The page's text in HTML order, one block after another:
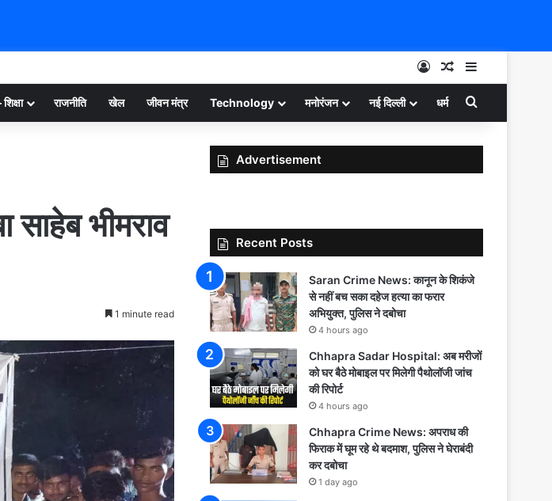
Log InRandom Article
Sidebar
राजनीति खेल जीवन मंत्र Technology मनोरंजन नई दिल्ली धर्म Search for
साहेब भीमराव
1 minute read
Advertisement
Recent Posts
Saran Crime News: कानून के शिकंजे
से नहीं बच सका दहेज हत्या का फरार
अभियुक्त, पुलिस ने दबोचा
4 hours ago
Chhapra Sadar Hospital: अब मरीजों
को घर बैठे मोबाइल पर मिलेगी पैथोलॉजी जांच
की रिपोर्ट
4 hours ago
Chhapra Crime News: अपराध की
फिराक में घूम रहे थे बदमाश, पुलिस ने घेराबंदी
कर दबोचा
1 day ago